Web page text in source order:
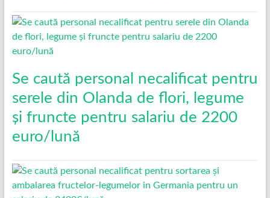
Se caută personal necalificat pentru
serele din Olanda de flori, legume
și fruncte pentru salariu de 2200
euro/lună